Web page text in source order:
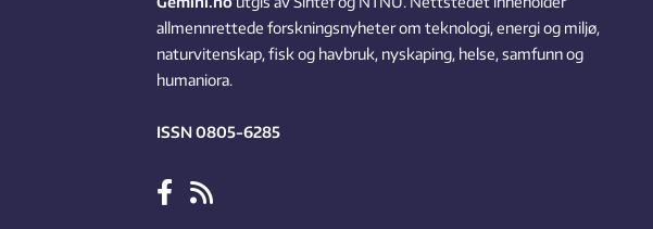
allmennrettede forskningsnyheter om teknologi, energi og miljø,
naturvitenskap, fisk og havbruk, nyskaping, helse, samfunn og
humaniora.
ISSN 0805-6285